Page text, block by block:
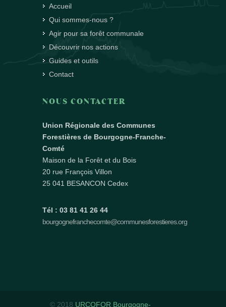
Accueil
Qui sommes-nous ?
Agir pour sa forêt communale
Découvrir nos actions
Guides et outils
Contact
NOUS CONTACTER
Union Régionale des Communes
Forestières de Bourgogne-Franche-
Comté
Maison de la Forêt et du Bois
20 rue François Villon
25 041 BESANCON Cedex
Tél : 03 81 41 26 44
bourgognefranchecomte@communesforestieres.org
© 2018 URCOFOR Bourgogne-